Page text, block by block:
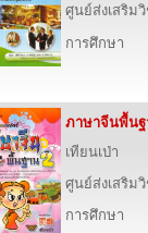
ศูนย์ส่งเสริม
การศึกษา
ภาษาจีนพื้นฐ
เทียนเป่า
ศูนย์ส่งเสริม
การศึกษา